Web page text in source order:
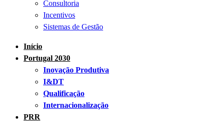
Consultoria
Incentivos
Sistemas de Gestão
Início
Portugal 2030
Inovação Produtiva
I&DT
Qualificação
Internacionalização
PRR